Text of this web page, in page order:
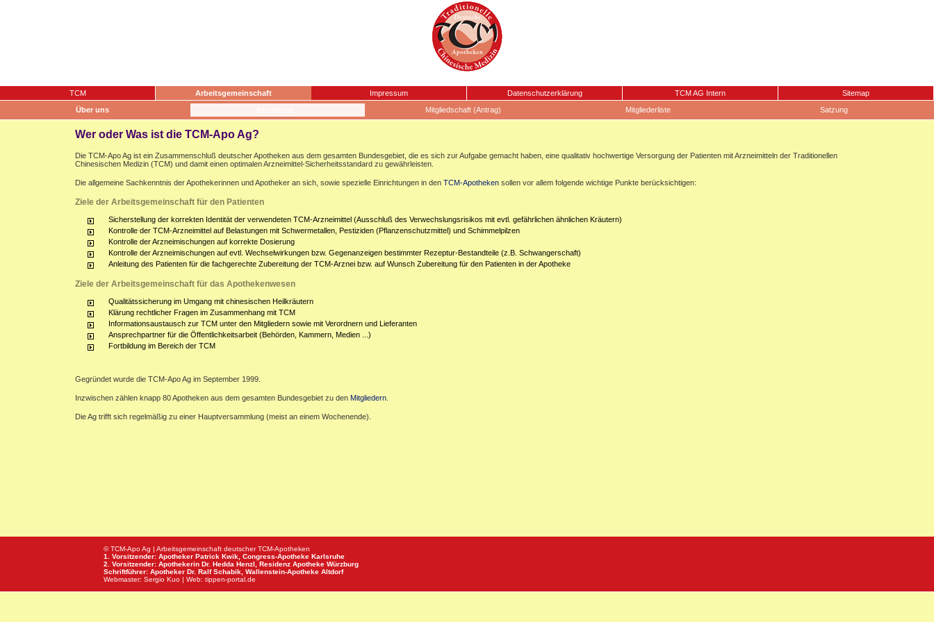
TCM Arbeitsgemeinschaft Impressum Datenschutzerklärung TCM AG Intern
Sitemap
Über uns
Mitgliedschaft (Antrag) Mitgliederliste Satzung
Wer oder Was ist die TCM-Apo Ag?
Die TCM-Apo Ag ist ein Zusammenschluß deutscher Apotheken aus dem gesamten Bundesgebiet, die es sich zur Aufgabe gemacht haben, eine qualitativ hochwertige Versorgung der Patienten mit Arzneimitteln der Traditionellen
Chinesischen Medizin (TCM) und damit einen optimalen Arzneimittel-Sicherheitsstandard zu gewährleisten.
Die allgemeine Sachkenntnis der Apothekerinnen und Apotheker an sich, sowie spezielle Einrichtungen in den TCM-Apotheken sollen vor allem folgende wichtige Punkte berücksichtigen:
Ziele der Arbeitsgemeinschaft für den Patienten
Sicherstellung der korrekten Identität der verwendeten TCM-Arzneimittel (Ausschluß des Verwechslungsrisikos mit evtl. gefährlichen ähnlichen Kräutern)
Kontrolle der TCM-Arzneimittel auf Belastungen mit Schwermetallen, Pestiziden (Pflanzenschutzmittel) und Schimmelpilzen
Kontrolle der Arzneimischungen auf korrekte Dosierung
Kontrolle der Arzneimischungen auf evtl. Wechselwirkungen bzw. Gegenanzeigen bestimmter Rezeptur-Bestandteile (z.B. Schwangerschaft)
Anleitung des Patienten für die fachgerechte Zubereitung der TCM-Arznei bzw. auf Wunsch Zubereitung für den Patienten in der Apotheke
Ziele der Arbeitsgemeinschaft für das Apothekenwesen
Qualitätssicherung im Umgang mit chinesischen Heilkräutern
Klärung rechtlicher Fragen im Zusammenhang mit TCM
Informationsaustausch zur TCM unter den Mitgliedern sowie mit Verordnern und Lieferanten
Ansprechpartner für die Öffentlichkeitsarbeit (Behörden, Kammern, Medien ...)
Fortbildung im Bereich der TCM
Gegründet wurde die TCM-Apo Ag im September 1999.
Inzwischen zählen knapp 80 Apotheken aus dem gesamten Bundesgebiet zu den Mitgliedern
Die Ag trifft sich regelmäßig zu einer Hauptversammlung (meist an einem Wochenende).
© TCM-Apo Ag | Arbeitsgemeinschaft deutscher TCM-Apotheken
1. Vorsitzender: Apotheker Patrick Kwik, Congress-Apotheke Karlsruhe
2. Vorsitzender: Apothekerin Dr. Hedda Henzl, Residenz Apotheke Würzburg
Schriftführer: Apotheker Dr. Ralf Schabik, Wallenstein-Apotheke Altdorf
Webmaster: Sergio Kuo | Web: tippen-portal.de